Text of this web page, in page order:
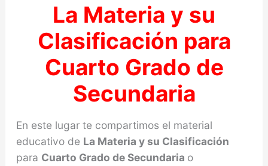
La Materia y su
Clasificación para
Cuarto Grado de
Secundaria
En este lugar te compartimos el material
educativo de La Materia y su Clasificación
para Cuarto Grado de Secundaria o